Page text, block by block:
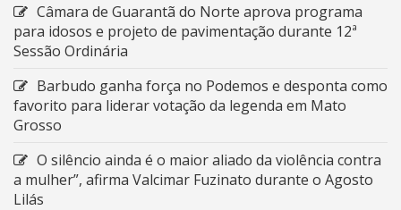
Câmara de Guarantã do Norte aprova programa
para idosos e projeto de pavimentação durante 12ª
Sessão Ordinária
Barbudo ganha força no Podemos e desponta como
favorito para liderar votação da legenda em Mato
Grosso
O silêncio ainda é o maior aliado da violência contra
a mulher”, afirma Valcimar Fuzinato durante o Agosto
Lilás